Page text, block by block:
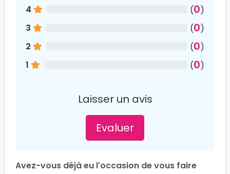
4
(0)
3
(0)
2
(0)
1
(0)
Laisser un avis
Evaluer
Avez-vous déjà eu l'occasion de vous faire